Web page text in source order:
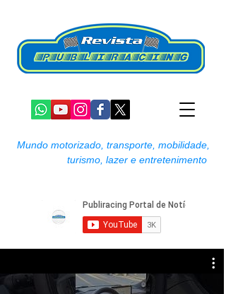
Mundo motorizado, transporte, mobilidade,
turismo, lazer e entretenimento